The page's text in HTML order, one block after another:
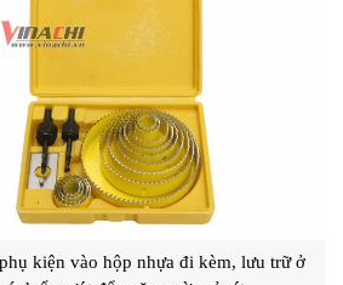
kiện vào hộp nhựa đi kèm, lưu trữ ở